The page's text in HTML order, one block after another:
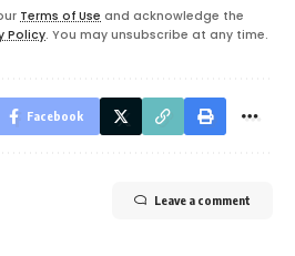
Terms of Use and acknowledge the
Policy. You may unsubscribe at any time.
Facebook
Leave a comment